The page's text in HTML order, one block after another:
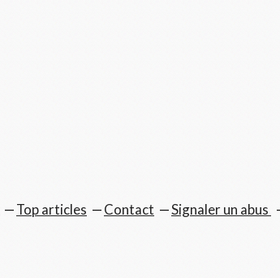
Top articles Contact Signaler un abus